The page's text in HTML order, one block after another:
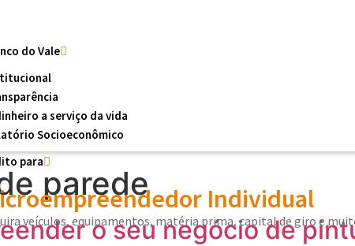
do Vale
a serviço da vida
Socioeconômico
para
Individual
veículos, equipamentos, matéria prima, capital de giro e
parede
o seu negócio de